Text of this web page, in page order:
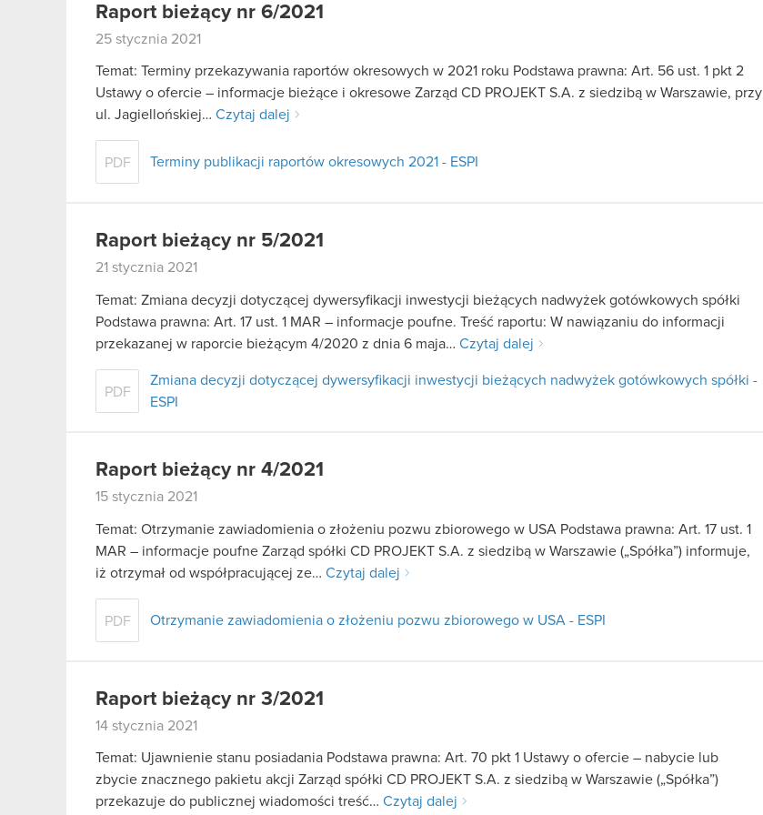
Raport bieżący nr 6/2021
25 stycznia 2021
Temat: Terminy przekazywania raportów okresowych w 2021 roku Podstawa prawna: Art. 56 ust. 1 pkt 2
Ustawy o ofercie – informacje bieżące i okresowe Zarząd CD PROJEKT S.A. z siedzibą w Warszawie, przy
ul. Jagiellońskiej… Czytaj dalej
PDF Terminy publikacji raportów okresowych 2021 - ESPI
Raport bieżący nr 5/2021
21 stycznia 2021
Temat: Zmiana decyzji dotyczącej dywersyfikacji inwestycji bieżących nadwyżek gotówkowych spółki
Podstawa prawna: Art. 17 ust. 1 MAR – informacje poufne. Treść raportu: W nawiązaniu do informacji
przekazanej w raporcie bieżącym 4/2020 z dnia 6 maja… Czytaj dalej
PDF
Zmiana decyzji dotyczącej dywersyfikacji inwestycji bieżących nadwyżek gotówkowych spółki -
ESPI
Raport bieżący nr 4/2021
15 stycznia 2021
Temat: Otrzymanie zawiadomienia o złożeniu pozwu zbiorowego w USA Podstawa prawna: Art. 17 ust. 1
MAR – informacje poufne Zarząd spółki CD PROJEKT S.A. z siedzibą w Warszawie („Spółka”) informuje,
iż otrzymał od współpracującej ze… Czytaj dalej
PDF Otrzymanie zawiadomienia o złożeniu pozwu zbiorowego w USA - ESPI
Raport bieżący nr 3/2021
14 stycznia 2021
Temat: Ujawnienie stanu posiadania Podstawa prawna: Art. 70 pkt 1 Ustawy o ofercie – nabycie lub
zbycie znacznego pakietu akcji Zarząd spółki CD PROJEKT S.A. z siedzibą w Warszawie („Spółka”)
przekazuje do publicznej wiadomości treść… Czytaj dalej